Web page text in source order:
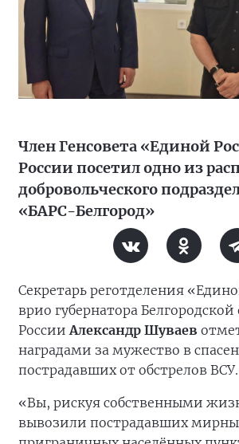
Член Генсовета «Единой
России посетил одно из
добровольческого
«БАРС-Белгород»
Секретарь реготделения
врио губернатора
РоссииАлександр Шуваев
наградами за мужество в
пострадавших от обстрелов ВСУ.
«Вы, рискуя собственными
вывозили пострадавших